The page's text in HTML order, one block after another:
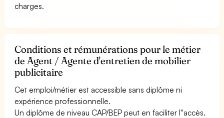
charges.
Conditions et rémunérations pour le métier
de Agent / Agente d'entretien de mobilier
publicitaire
Cet emploi/métier est accessible sans diplôme ni
expérience professionnelle.
Un diplôme de niveau CAP/BEP peut en faciliter l''accès.